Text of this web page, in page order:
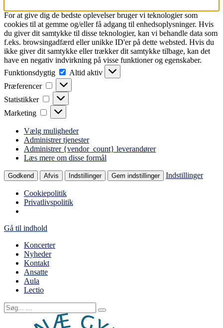
For at give dig de bedste oplevelser bruger vi teknologier som
cookies til at gemme og/eller få adgang til enhedsoplysninger. Hvis
du giver dit samtykke til disse teknologier, kan vi behandle data som
f.eks. browsingadfærd eller unikke ID'er på dette websted. Hvis du
ikke giver dit samtykke eller trækker dit samtykke tilbage, kan det
have en negativ indvirkning på visse funktioner og egenskaber.
Funktionsdygtig
Funktionsdygtig
Altid aktiv
Præferencer
Præferencer
Statistikker Statistikker
Marketing Marketing
Vælg muligheder
Administrer tjenester
Administrer {vendor_count} leverandører
Læs mere om disse formål
Godkend Afvis Indstillinger Gem indstillinger Indstillinger
Cookiepolitik
Privatlivspolitik
Gå til indhold
Koncerter
Nyheder
Kontakt
Ansatte
Aula
Lectio